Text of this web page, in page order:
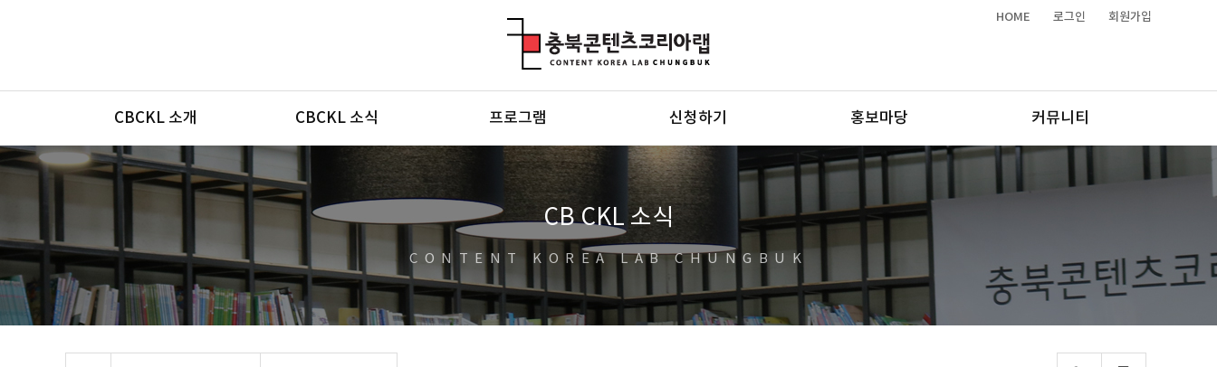
HOME 로그인 회원가입
메뉴
CBCKL 소개 CBCKL 소식 프로그램 신청하기 홍보마당 커뮤니티
CB CKL 소식
CONTENT KOREA LAB CHUNGBUK